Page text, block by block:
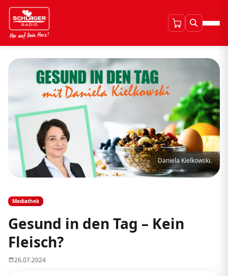
Daniela Kielkowski.
Mediathek
Gesund in den Tag – Kein
Fleisch?
26.07.2024